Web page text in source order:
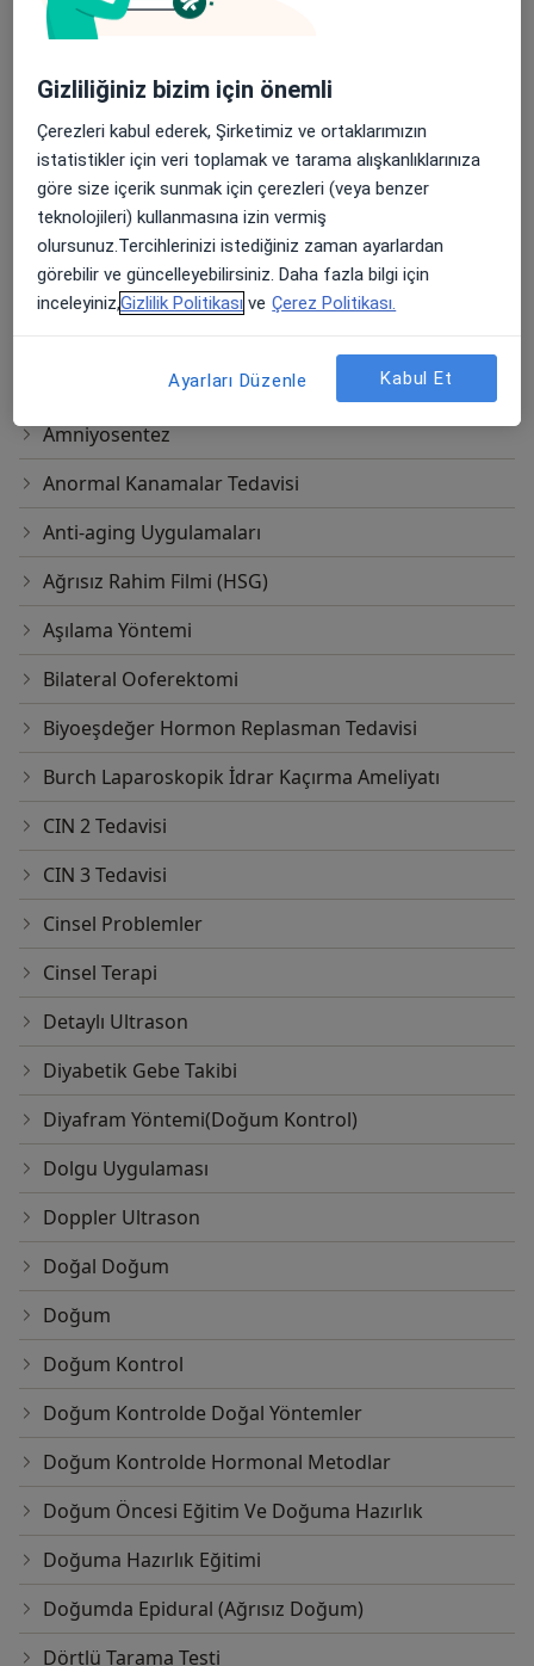
Vajinismus Tedavisi
vişnelik Mah.Atatürk bulvarı (Hasan
Polatkan ) Tuncay sk no.4/4,
Eskişehir
Op. Dr. Emine Elmas
Diğer Hizmetler
3 Boyutlu USG
4 Boyutlu Ultrason
Aile Planlaması
Amniyosentez
Anormal Kanamalar Tedavisi
Anti-aging Uygulamaları
Ağrısız Rahim Filmi (HSG)
Aşılama Yöntemi
Bilateral Ooferektomi
Biyoeşdeğer Hormon Replasman Tedavisi
Burch Laparoskopik İdrar Kaçırma Ameliyatı
CIN 2 Tedavisi
CIN 3 Tedavisi
Cinsel Problemler
Cinsel Terapi
Detaylı Ultrason
Diyabetik Gebe Takibi
Diyafram Yöntemi(Doğum Kontrol)
Dolgu Uygulaması
Doppler Ultrason
Doğal Doğum
Doğum
Doğum Kontrol
Doğum Kontrolde Doğal Yöntemler
Doğum Kontrolde Hormonal Metodlar
Doğum Öncesi Eğitim Ve Doğuma Hazırlık
Doğuma Hazırlık Eğitimi
Doğumda Epidural (Ağrısız Doğum)
Dörtlü Tarama Testi
Gizliliğiniz bizim için önemli
Çerezleri kabul ederek, Şirketimiz ve ortaklarımızın
istatistikler için veri toplamak ve tarama alışkanlıklarınıza
göre size içerik sunmak için çerezleri (veya benzer
teknolojileri) kullanmasına izin vermiş
olursunuz.Tercihlerinizi istediğiniz zaman ayarlardan
görebilir ve güncelleyebilirsiniz. Daha fazla bilgi için
inceleyiniz,Gizlilik Politikası ve Çerez Politikası.
Ayarları Düzenle Kabul Et